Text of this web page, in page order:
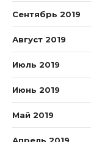
Сентябрь 2019
Август 2019
Июль 2019
Июнь 2019
Май 2019